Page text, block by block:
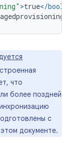
>true</bool>
что
более поздней
с
документе.